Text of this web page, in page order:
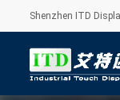
Shenzhen ITD